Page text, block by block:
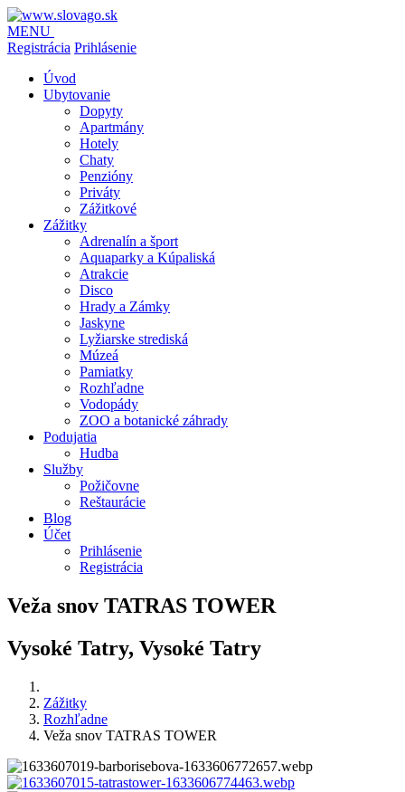
MENU
Registrácia Prihlásenie
Úvod
Ubytovanie
Dopyty
Apartmány
Hotely
Chaty
Penzióny
Priváty
Zážitkové
Zážitky
Adrenalín a šport
Aquaparky a Kúpaliská
Atrakcie
Disco
Hrady a Zámky
Jaskyne
Lyžiarske strediská
Múzeá
Pamiatky
Rozhľadne
Vodopády
ZOO a botanické záhrady
Podujatia
Hudba
Služby
Požičovne
Reštaurácie
Blog
Účet
Prihlásenie
Registrácia
Veža snov TATRAS TOWER
Vysoké Tatry, Vysoké Tatry
Zážitky
Rozhľadne
Veža snov TATRAS TOWER